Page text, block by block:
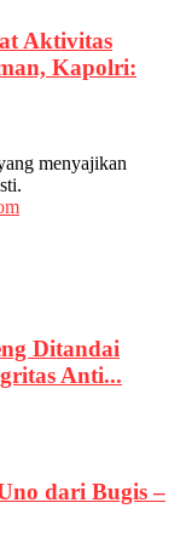
Aktivitas
Kapolri:
menyajikan
Ditandai
Anti...
dari Bugis –